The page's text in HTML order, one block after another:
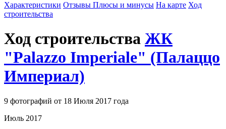
Характеристики Отзывы Плюсы и минусы На карте Ход
строительства
Ход строительства ЖК
"Palazzo Imperialе" (Палаццо
Империал)
9 фотографий от 18 Июля 2017 года
Июль 2017